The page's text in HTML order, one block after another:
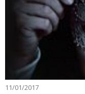
11/01/2017